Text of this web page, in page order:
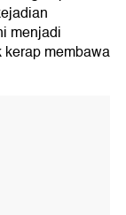
menjadi
membawa